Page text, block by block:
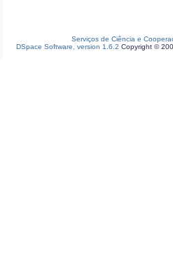
Serviços de Ciência e
DSpace Software, version 1.6.2 Copyright ©